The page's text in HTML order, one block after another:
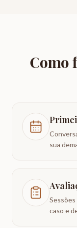
Como
sua
Sessões
caso e